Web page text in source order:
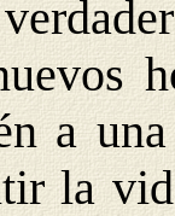
a
la